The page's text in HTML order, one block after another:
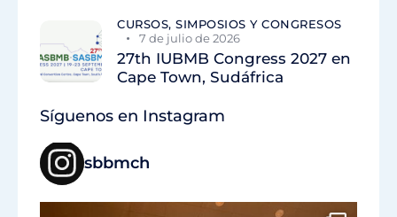
CURSOS, SIMPOSIOS Y CONGRESOS
7 de julio de 2026
27th IUBMB Congress 2027 en
Cape Town, Sudáfrica
Síguenos en Instagram
sbbmch